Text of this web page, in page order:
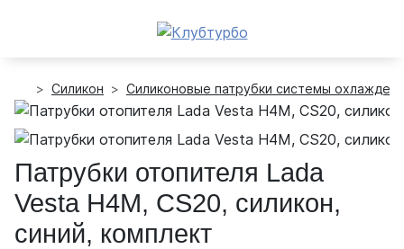
Силикон Силиконовые патрубки системы
Патрубки отопителя Lada
Vesta H4M, CS20, силикон,
синий, комплект